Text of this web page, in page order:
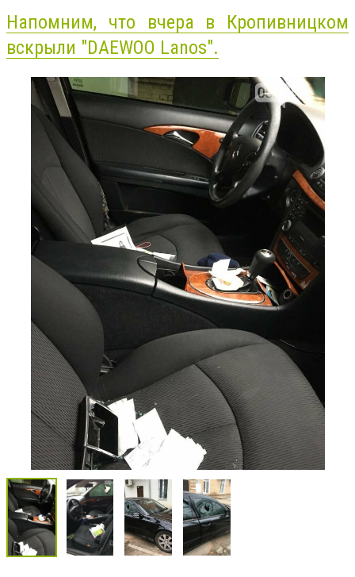
Напомним, что вчера в Кропивницком
вскрыли "DAEWOO Lanos".